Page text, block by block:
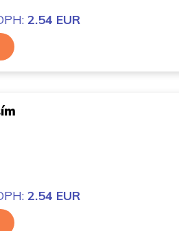
2.54 EUR
2.54 EUR